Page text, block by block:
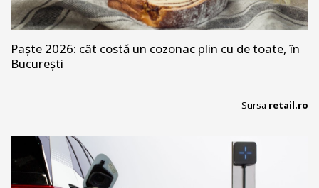
Paște 2026: cât costă un cozonac plin cu de toate, în
București
Sursa retail.ro